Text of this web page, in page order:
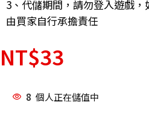
3、代儲期間，請勿登入遊戲，
由買家自行承擔責任
NT$33
8 個人正在儲值中